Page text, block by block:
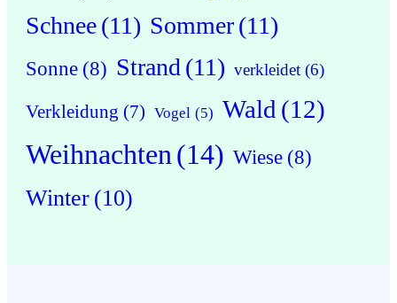
Schnee(11) Sommer(11)
Sonne (8) Strand (11) verkleidet (6)
Verkleidung (7) Vogel (5) Wald (12)
Weihnachten (14) Wiese (8)
Winter (10)